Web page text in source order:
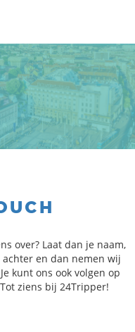
over? Laat dan je naam,
en dan nemen wij
kunt ons ook volgen op
ziens bij 24Tripper!